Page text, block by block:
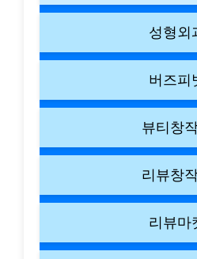
성형외
버즈피
뷰티창
리뷰창
리뷰마